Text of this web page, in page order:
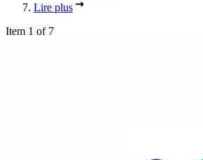
Lire plus
Item 1 of 7